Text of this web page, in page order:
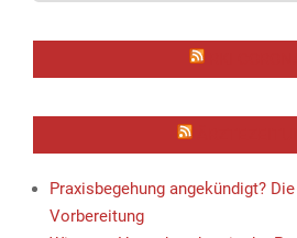
realistisch ist das?
09:19 : Straße von Hormus:
Zugeständnisse der USA
Praxisbegehung angekündigt?
Vorbereitung